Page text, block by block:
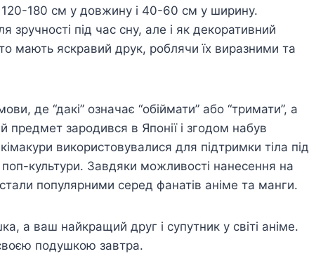
120-180 см у довжину і 40-60 см у ширину.
зручності під час сну, але і як декоративний
мають яскравий друк, роблячи їх виразними та
де “дакі” означає “обіймати” або “тримати”, а
предмет зародився в Японії і згодом набув
використовувалися для підтримки тіла під
культури. Завдяки можливості нанесення на
популярними серед фанатів аніме та манги.
а ваш найкращий друг і супутник у світі аніме.
подушкою завтра.